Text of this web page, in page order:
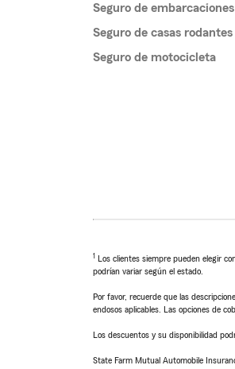
Seguro de embarcaciones
Seguro de casas rodantes
Seguro de motocicleta
1 Los clientes siempre pueden elegir
podrían variar según el estado.
Por favor, recuerde que las
endosos aplicables. Las opciones de
Los descuentos y su disponibilidad
State Farm Mutual Automobile